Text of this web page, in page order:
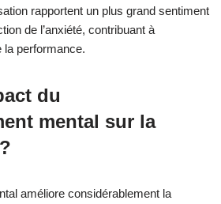
rapportent un plus grand sentiment
de l’anxiété, contribuant à
la performance.
du
mental sur la
améliore considérablement la